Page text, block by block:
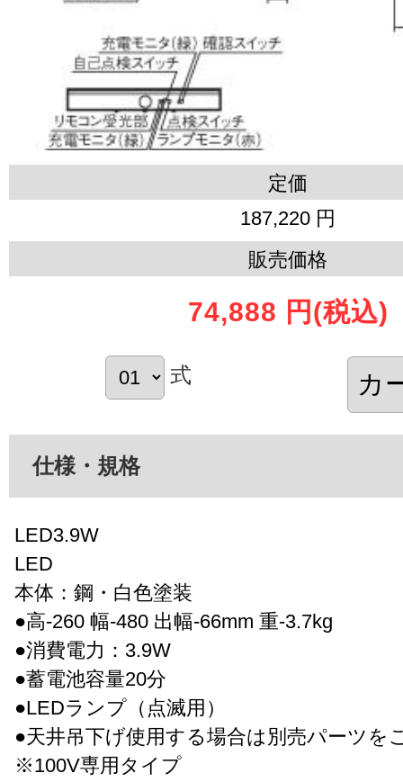
定価
187,220 円
販売価格
74,888 円 (税込)
式
仕様・規格
LED3.9W
LED
本体：鋼・白色塗装
●高-260 幅-480 出幅-66mm 重-3.7kg
●消費電力：3.9W
●蓄電池容量20分
●LEDランプ（点滅用）
●天井吊下げ使用する場合は別売パーツを
※100V専用タイプ